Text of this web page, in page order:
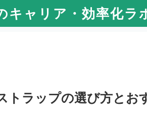
キャリア・効率化ラ
トラップの選び方とお